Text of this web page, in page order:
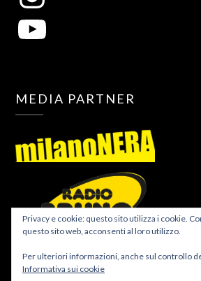
MEDIA PARTNER
Privacy e cookie: questo sito utilizza i cookie.
questo sito web, acconsenti al loro utilizzo.
Per ulteriori informazioni, anche sul controllo
Informativa sui cookie